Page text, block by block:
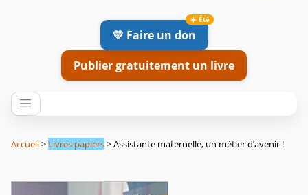
💛 Faire un don
Publier gratuitement un livre
Accueil> Livres papiers> Assistante maternelle, un métier d’avenir !